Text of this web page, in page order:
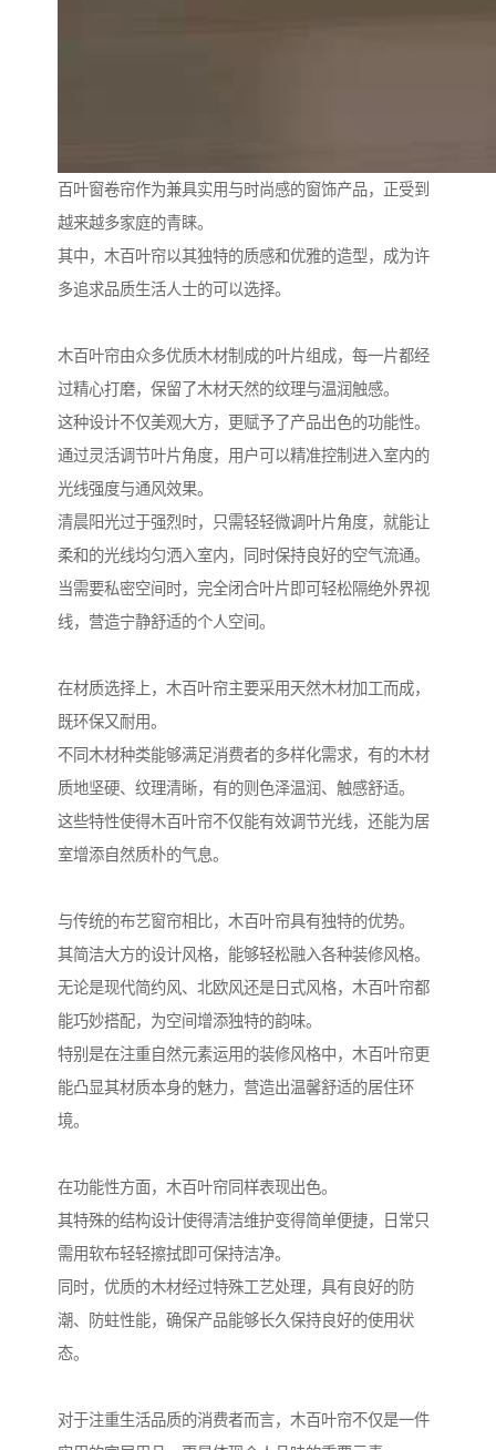
百叶窗卷帘作为兼具实用与时尚感的窗饰产品，正受到
越来越多家庭的青睐。
其中，木百叶帘以其独特的质感和优雅的造型，成为许
多追求品质生活人士的可以选择。
木百叶帘由众多优质木材制成的叶片组成，每一片都经
过精心打磨，保留了木材天然的纹理与温润触感。
这种设计不仅美观大方，更赋予了产品出色的功能性。
通过灵活调节叶片角度，用户可以精准控制进入室内的
光线强度与通风效果。
清晨阳光过于强烈时，只需轻轻微调叶片角度，就能让
柔和的光线均匀洒入室内，同时保持良好的空气流通。
当需要私密空间时，完全闭合叶片即可轻松隔绝外界视
线，营造宁静舒适的个人空间。
在材质选择上，木百叶帘主要采用天然木材加工而成，
既环保又耐用。
不同木材种类能够满足消费者的多样化需求，有的木材
质地坚硬、纹理清晰，有的则色泽温润、触感舒适。
这些特性使得木百叶帘不仅能有效调节光线，还能为居
室增添自然质朴的气息。
与传统的布艺窗帘相比，木百叶帘具有独特的优势。
其简洁大方的设计风格，能够轻松融入各种装修风格。
无论是现代简约风、北欧风还是日式风格，木百叶帘都
能巧妙搭配，为空间增添独特的韵味。
特别是在注重自然元素运用的装修风格中，木百叶帘更
能凸显其材质本身的魅力，营造出温馨舒适的居住环
境。
在功能性方面，木百叶帘同样表现出色。
其特殊的结构设计使得清洁维护变得简单便捷，日常只
需用软布轻轻擦拭即可保持洁净。
同时，优质的木材经过特殊工艺处理，具有良好的防
潮、防蛀性能，确保产品能够长久保持良好的使用状
态。
对于注重生活品质的消费者而言，木百叶帘不仅是一件